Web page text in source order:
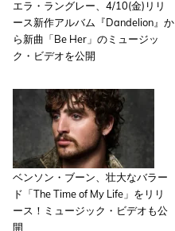
エラ・ラングレー、4/10(金)リリ
ース新作アルバム『Dandelion』か
ら新曲「Be Her」のミュージッ
ク・ビデオを公開
ベンソン・ブーン、壮大なバラー
ド「The Time of My Life」をリリ
ース！ミュージック・ビデオも公
開